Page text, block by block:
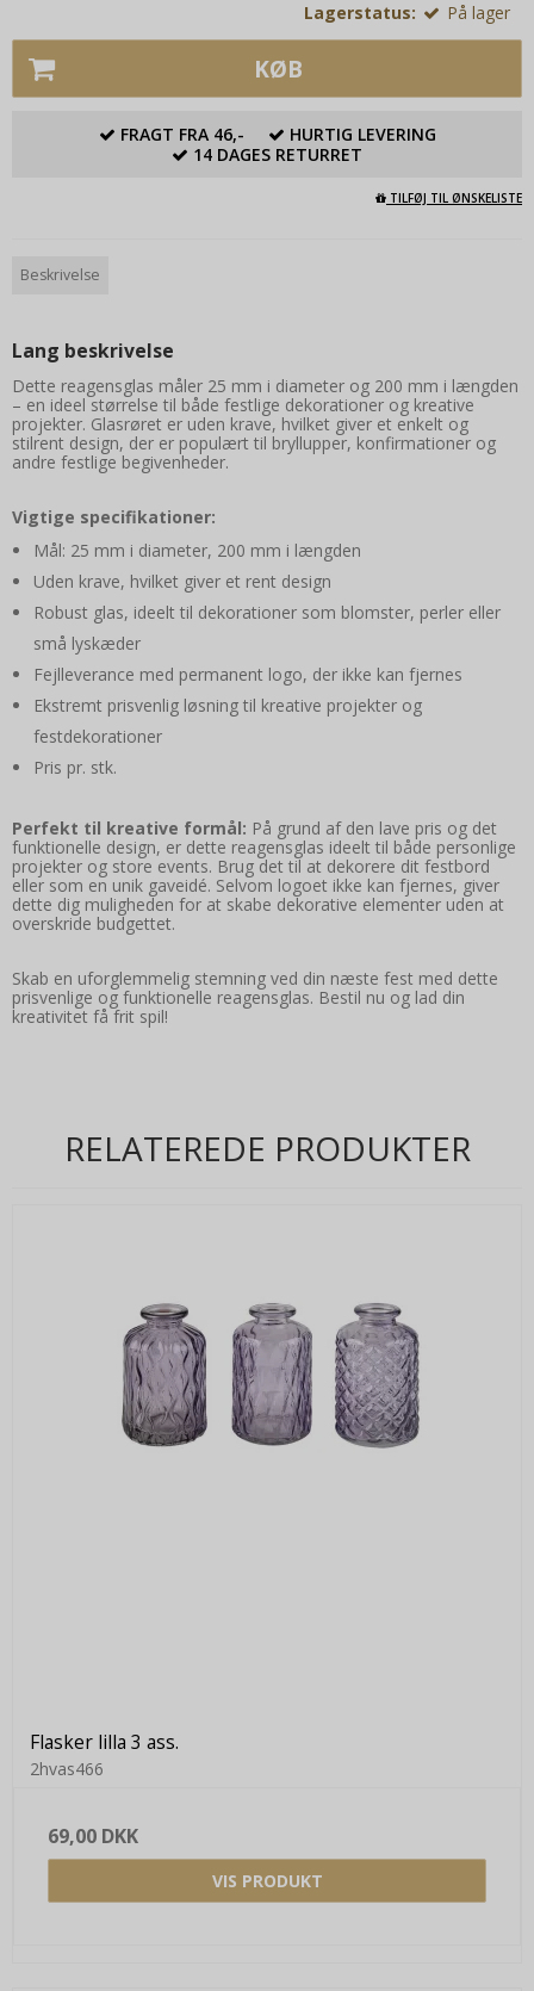
Lagerstatus:
På lager
KØB
FRAGT FRA 46,-
HURTIG LEVERING
14 DAGES RETURRET
TILFØJ TIL ØNSKELISTE
Beskrivelse
Lang beskrivelse
Dette reagensglas måler 25 mm i diameter og 200 mm i længden
– en ideel størrelse til både festlige dekorationer og kreative
projekter. Glasrøret er uden krave, hvilket giver et enkelt og
stilrent design, der er populært til bryllupper, konfirmationer og
andre festlige begivenheder.
Vigtige specifikationer:
Mål: 25 mm i diameter, 200 mm i længden
Uden krave, hvilket giver et rent design
Robust glas, ideelt til dekorationer som blomster, perler eller
små lyskæder
Fejlleverance med permanent logo, der ikke kan fjernes
Ekstremt prisvenlig løsning til kreative projekter og
festdekorationer
Pris pr. stk.
Perfekt til kreative formål: På grund af den lave pris og det
funktionelle design, er dette reagensglas ideelt til både personlige
projekter og store events. Brug det til at dekorere dit festbord
eller som en unik gaveidé. Selvom logoet ikke kan fjernes, giver
dette dig muligheden for at skabe dekorative elementer uden at
overskride budgettet.
Skab en uforglemmelig stemning ved din næste fest med dette
prisvenlige og funktionelle reagensglas. Bestil nu og lad din
kreativitet få frit spil!
RELATEREDE PRODUKTER
Flasker lilla 3 ass.
2hvas466
69,00 DKK
VIS PRODUKT